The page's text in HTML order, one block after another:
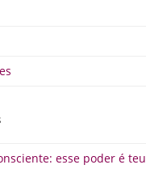
esse poder é teu